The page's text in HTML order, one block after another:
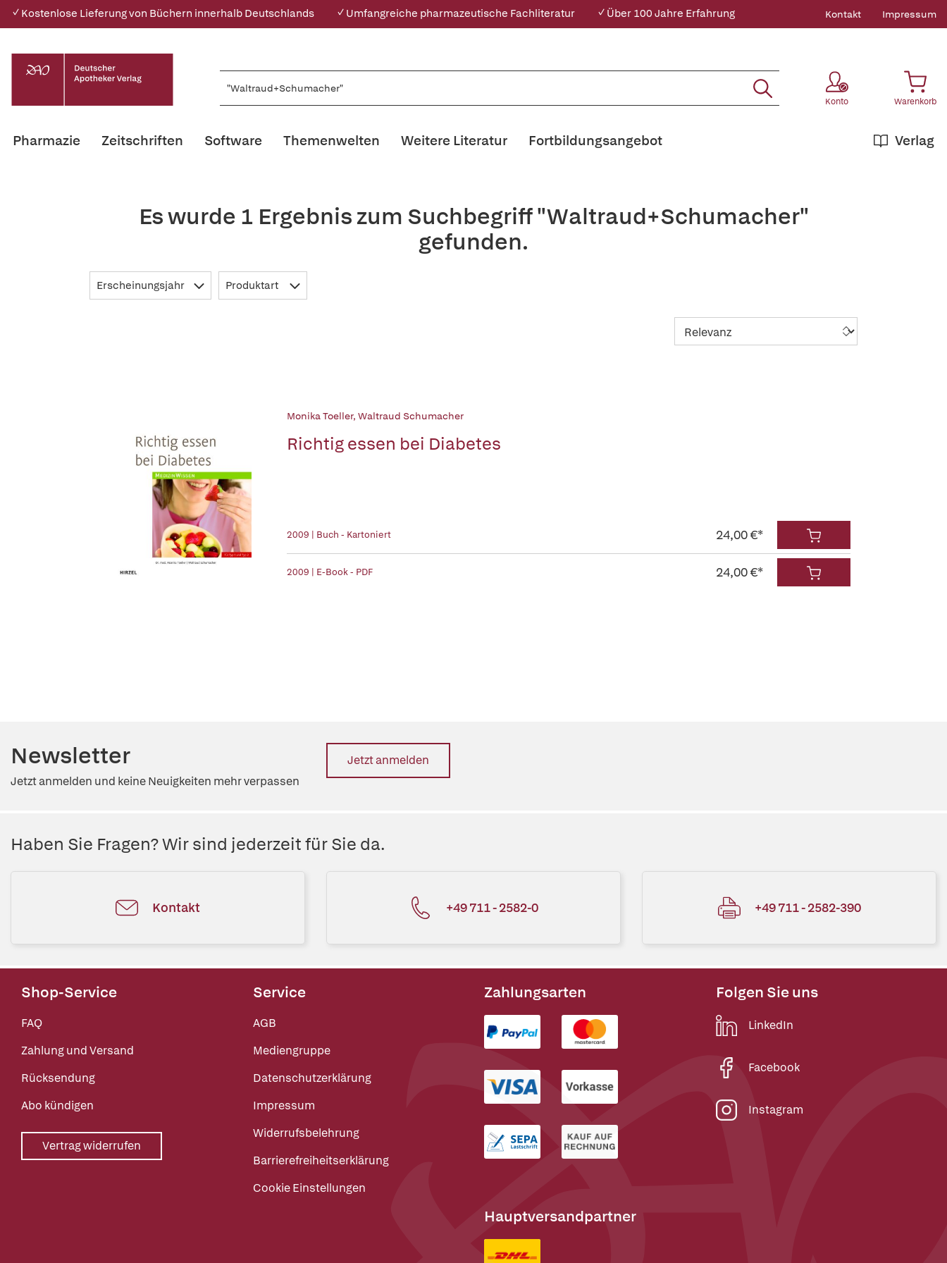
✓ Kostenlose Lieferung von Büchern innerhalb Deutschlands ✓ Umfangreiche pharmazeutische Fachliteratur ✓ Über 100 Jahre Erfahrung Kontakt Impressum
Konto Warenkorb
Pharmazie Zeitschriften Software Themenwelten Weitere Literatur Verlag
Fortbildungsangebot
Es wurde 1 Ergebnis zum Suchbegriff "Waltraud+Schumacher"
gefunden.
Erscheinungsjahr Produktart
Monika Toeller, Waltraud Schumacher
Richtig essen bei Diabetes
2009 | Buch - Kartoniert 24,00 €*
2009 | E-Book - PDF 24,00 €*
Newsletter
Jetzt anmelden und keine Neuigkeiten mehr verpassen
Jetzt anmelden
Haben Sie Fragen? Wir sind jederzeit für Sie da.
Kontakt +49 711 - 2582-0 +49 711 - 2582-390
Shop-Service
FAQ
Zahlung und Versand
Rücksendung
Abo kündigen
Vertrag widerrufen
Service
AGB
Mediengruppe
Datenschutzerklärung
Impressum
Widerrufsbelehrung
Barrierefreiheitserklärung
Cookie Einstellungen
Zahlungsarten
Hauptversandpartner
Folgen Sie uns
LinkedIn
Facebook
Instagram